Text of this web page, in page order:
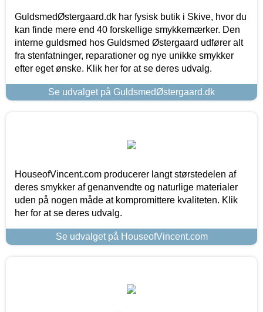
GuldsmedØstergaard.dk har fysisk butik i Skive, hvor du
kan finde mere end 40 forskellige smykkemærker. Den
interne guldsmed hos Guldsmed Østergaard udfører alt
fra stenfatninger, reparationer og nye unikke smykker
efter eget ønske. Klik her for at se deres udvalg.
Se udvalget på GuldsmedØstergaard.dk
HouseofVincent.com producerer langt størstedelen af
deres smykker af genanvendte og naturlige materialer
uden på nogen måde at kompromittere kvaliteten. Klik
her for at se deres udvalg.
Se udvalget på HouseofVincent.com